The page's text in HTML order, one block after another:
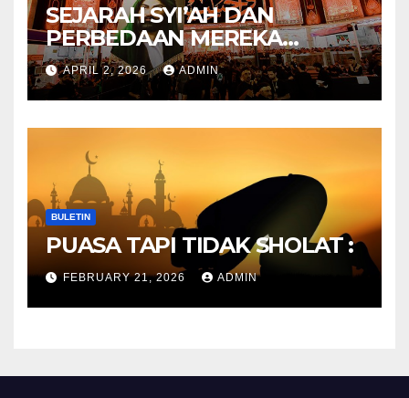
SEJARAH SYI’AH DAN
PERBEDAAN MEREKA
ANTARA DULU DAN
SEKARANG
APRIL 2, 2026 ADMIN
BULETIN
PUASA TAPI TIDAK SHOLAT :
FEBRUARY 21, 2026 ADMIN